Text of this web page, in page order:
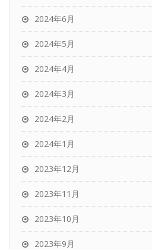
2024年6月
2024年5月
2024年4月
2024年3月
2024年2月
2024年1月
2023年12月
2023年11月
2023年10月
2023年9月